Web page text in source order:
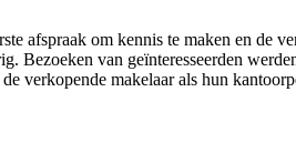
afspraak om kennis te maken en de
Bezoeken van geïnteresseerden
verkopende makelaar als hun